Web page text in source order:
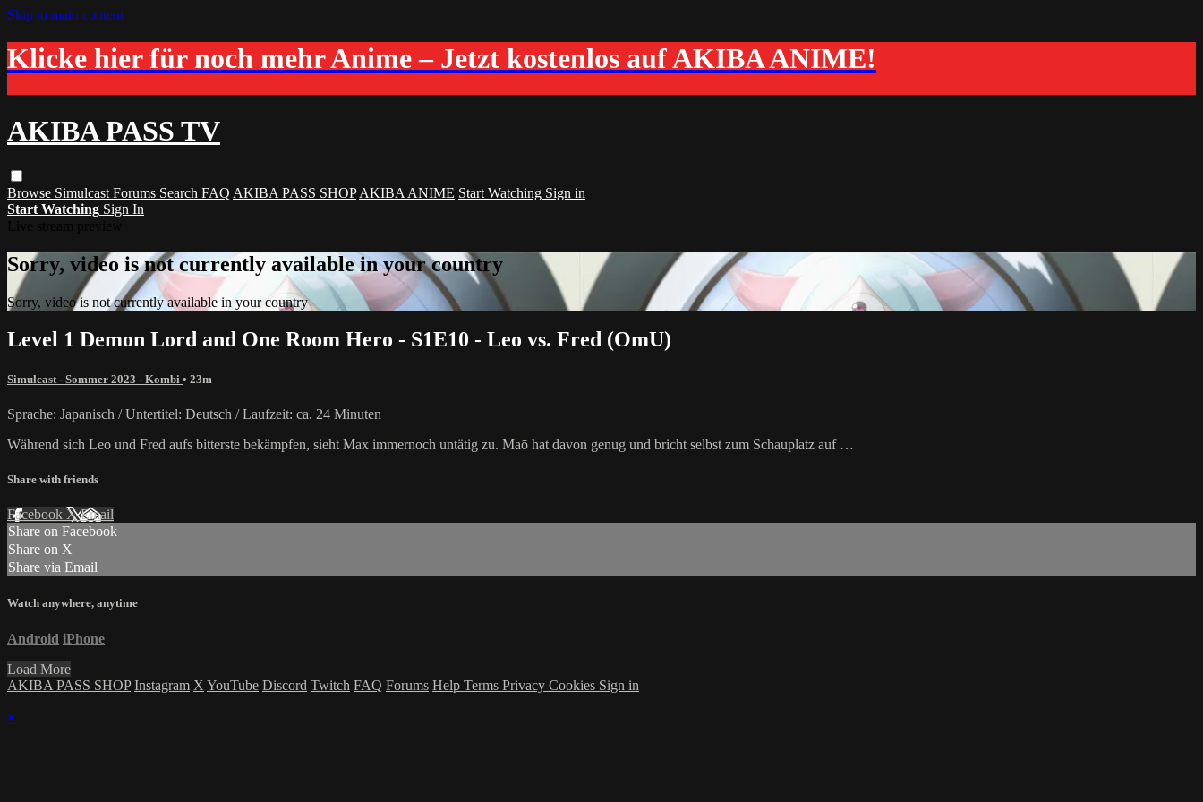
Skip to main content
Klicke hier für noch mehr Anime – Jetzt kostenlos auf AKIBA ANIME!
AKIBA PASS TV
Browse Simulcast Forums Search FAQ AKIBA PASS SHOP AKIBA ANIME Start Watching Sign in
Start Watching Sign In
Sorry, video is not currently available in your country
Sorry, video is not currently available in your country
Level 1 Demon Lord and One Room Hero - S1E10 - Leo vs. Fred (OmU)
Simulcast - Sommer 2023 - Kombi • 23m
Sprache: Japanisch / Untertitel: Deutsch / Laufzeit: ca. 24 Minuten
Während sich Leo und Fred aufs bitterste bekämpfen, sieht Max immernoch untätig zu. Maō hat davon genug und bricht selbst zum Schauplatz auf …
Share with friends
Facebook XEmail
Share on Facebook
Share on X
Share via Email
Watch anywhere, anytime
Android iPhone
Load More
AKIBA PASS SHOP Instagram X YouTube Discord Twitch FAQ Forums Help Terms Privacy Cookies Sign in
×